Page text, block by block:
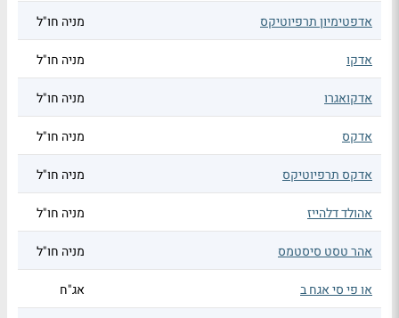
אדפטימיון תרפיוטיקס
מניה חו"ל
אדקו מניה חו"ל
אדקואגרו מניה חו"ל
אדקס מניה חו"ל
אדקס תרפיוטיקס מניה חו"ל
אהולד דלהייז מניה חו"ל
אהר טסט סיסטמס מניה חו"ל
או פי סי אגח ב אג"ח